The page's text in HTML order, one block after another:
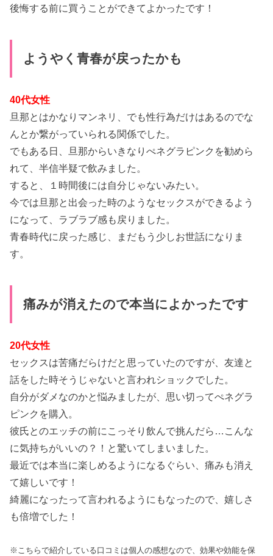
後悔する前に買うことができてよかったです！
ようやく青春が戻ったかも
40代女性
旦那とはかなりマンネリ、でも性行為だけはあるのでな
んとか繋がっていられる関係でした。
でもある日、旦那からいきなりぺネグラピンクを勧めら
れて、半信半疑で飲みました。
すると、１時間後には自分じゃないみたい。
今では旦那と出会った時のようなセックスができるよう
になって、ラブラブ感も戻りました。
青春時代に戻った感じ、まだもう少しお世話になりま
す。
痛みが消えたので本当によかったです
20代女性
セックスは苦痛だらけだと思っていたのですが、友達と
話をした時そうじゃないと言われショックでした。
自分がダメなのかと悩みましたが、思い切ってぺネグラ
ピンクを購入。
彼氏とのエッチの前にこっそり飲んで挑んだら…こんな
に気持ちがいいの？！と驚いてしまいました。
最近では本当に楽しめるようになるぐらい、痛みも消え
て嬉しいです！
綺麗になったって言われるようにもなったので、嬉しさ
も倍増でした！
※こちらで紹介している口コミは個人の感想なので、効果や効能を保